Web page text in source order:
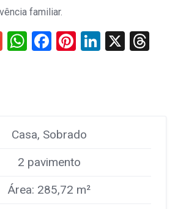
familiar.
GmailWhatsApp
Facebook
Pinterest
LinkedIn
X
Casa, Sobrado
2 pavimento
Área: 285,72 m²